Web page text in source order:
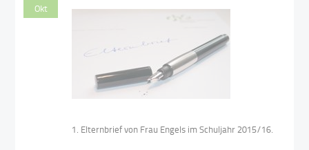
Okt
1. Elternbrief von Frau Engels im Schuljahr 2015/16.